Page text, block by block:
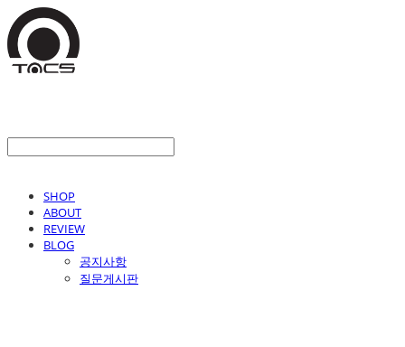
SHOP
ABOUT
REVIEW
BLOG
공지사항
질문게시판